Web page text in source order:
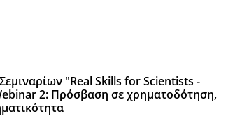
"Real Skills for Scientists -
2: Πρόσβαση σε χρηματοδότηση,